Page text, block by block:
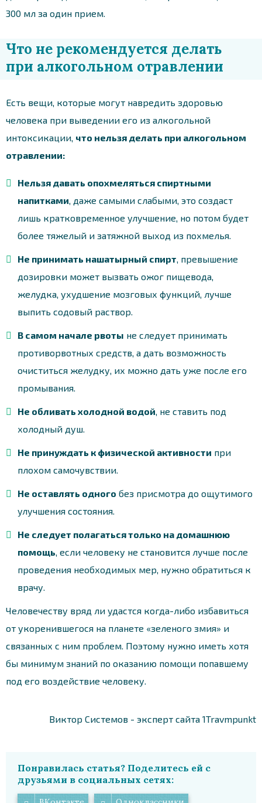
300 мл за один прием.
Что не рекомендуется делать
при алкогольном отравлении
Есть вещи, которые могут навредить здоровью
человека при выведении его из алкогольной
интоксикации, что нельзя делать при алкогольном
отравлении:
Нельзя давать опохмеляться спиртными
напитками , даже самыми слабыми, это создаст
лишь кратковременное улучшение, но потом будет
более тяжелый и затяжной выход из похмелья.
Не принимать нашатырный спирт , превышение
дозировки может вызвать ожог пищевода,
желудка, ухудшение мозговых функций, лучше
выпить содовый раствор.
В самом начале рвоты не следует принимать
противорвотных средств, а дать возможность
очиститься желудку, их можно дать уже после его
промывания.
Не обливать холодной водой , не ставить под
холодный душ.
Не принуждать к физической активности при
плохом самочувствии.
Не оставлять одного без присмотра до ощутимого
улучшения состояния.
Не следует полагаться только на домашнюю
помощь , если человеку не становится лучше после
проведения необходимых мер, нужно обратиться к
врачу.
Человечеству вряд ли удастся когда-либо избавиться
от укоренившегося на планете «зеленого змия» и
связанных с ним проблем. Поэтому нужно иметь хотя
бы минимум знаний по оказанию помощи попавшему
под его воздействие человеку.
Виктор Системов - эксперт сайта 1Travmpunkt
Понравилась статья? Поделитесь ей с
друзьями в социальных сетях: